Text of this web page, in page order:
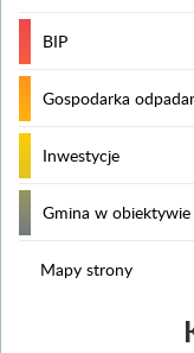
BIP
Gospodarka
Inwestycje
Gmina w obiektywie
Mapy strony